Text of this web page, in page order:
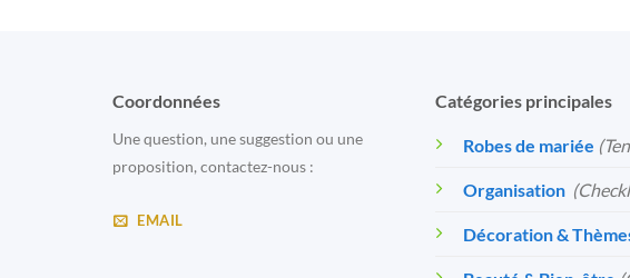
Coordonnées
Une question, une suggestion ou une
proposition, contactez-nous :
EMAIL
Catégories principales
Robes de mariée
Organisation
Décoration &